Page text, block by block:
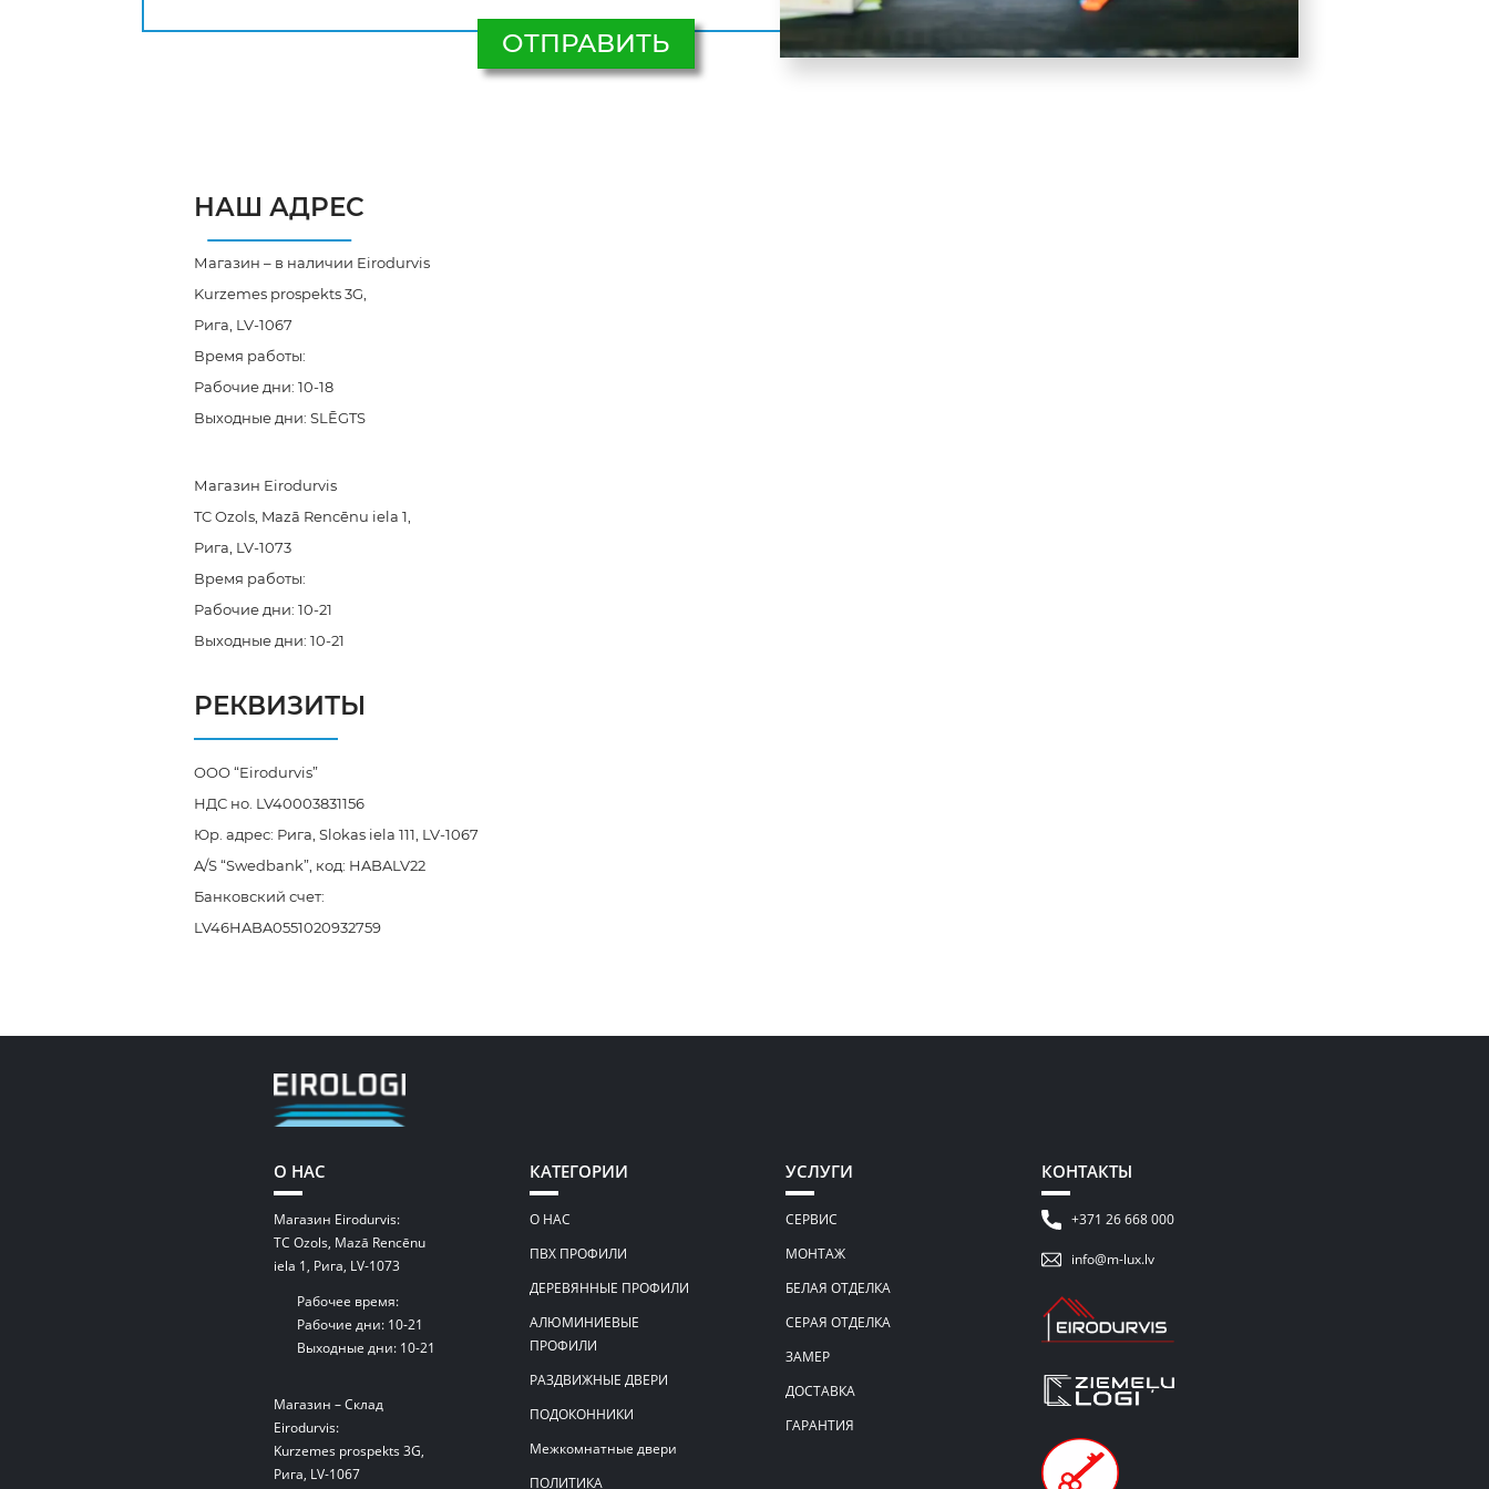
ОТПРАВИТЬ
НАШ АДРЕС
Магазин – в наличии Eirodurvis
Kurzemes prospekts 3G,
Рига, LV-1067
Время работы:
Рабочие дни: 10-18
Выходные дни: SLĒGTS
Магазин Eirodurvis
TC Ozols, Mazā Rencēnu iela 1,
Рига, LV-1073
Время работы:
Рабочие дни: 10-21
Выходные дни: 10-21
РЕКВИЗИТЫ
OOO “Eirodurvis”
НДС но. LV40003831156
Юр. адрес: Рига, Slokas iela 111, LV-1067
A/S “Swedbank”, код: HABALV22
Банковский счет:
LV46HABA0551020932759
О НАС
Магазин Eirodurvis:
TC Ozols, Mazā Rencēnu
iela 1, Рига, LV-1073
Рабочее время:
Рабочие дни: 10-21
Выходные дни: 10-21
Магазин – Склад
Eirodurvis:
Kurzemes prospekts 3G,
Рига, LV-1067
КАТЕГОРИИ
О НАС
ПВХ ПРОФИЛИ
ДЕРЕВЯННЫЕ ПРОФИЛИ
АЛЮМИНИЕВЫЕ
ПРОФИЛИ
РАЗДВИЖНЫЕ ДВЕРИ
ПОДОКОННИКИ
Межкомнатные двери
ПОЛИТИКА
УСЛУГИ
СЕРВИС
МОНТАЖ
БЕЛАЯ ОТДЕЛКА
СЕРАЯ ОТДЕЛКА
ЗАМЕР
ДОСТАВКА
ГАРАНТИЯ
КОНТАКТЫ
+371 26 668 000
info@m-lux.lv